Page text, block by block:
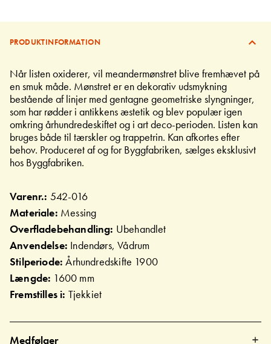
PRODUKTINFORMATION
Når listen oxiderer, vil meandermønstret blive fremhævet på
en smuk måde. Mønstret er en dekorativ udsmykning
bestående af linjer med gentagne geometriske slyngninger,
som har rødder i antikkens æstetik og blev populær igen
omkring århundredeskiftet og i art deco-perioden. Listen kan
bruges både til tærskler og trappetrin. Kan afkortes efter
behov. Produceret af og for Byggfabriken, sælges eksklusivt
hos Byggfabriken.
Varenr.: 542-016
Materiale: Messing
Overfladebehandling: Ubehandlet
Anvendelse: Indendørs, Vådrum
Stilperiode:Århundredskifte 1900
Længde: 1600 mm
Fremstilles i: Tjekkiet
Medfølger